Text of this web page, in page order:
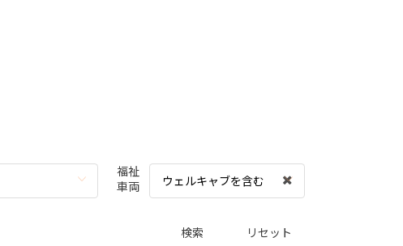
福祉
車両
ウェルキャブを含む
検索 リセット